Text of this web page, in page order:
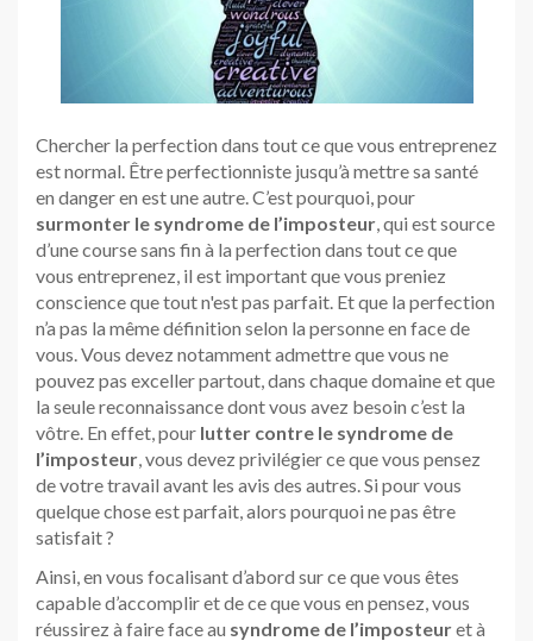
Chercher la perfection dans tout ce que vous entreprenez
est normal. Être perfectionniste jusqu’à mettre sa santé
en danger en est une autre. C’est pourquoi, pour
surmonter le syndrome de l’imposteur , qui est source
d’une course sans fin à la perfection dans tout ce que
vous entreprenez, il est important que vous preniez
conscience que tout n'est pas parfait. Et que la perfection
n’a pas la même définition selon la personne en face de
vous. Vous devez notamment admettre que vous ne
pouvez pas exceller partout, dans chaque domaine et que
la seule reconnaissance dont vous avez besoin c’est la
vôtre. En effet, pour lutter contre le syndrome de
l’imposteur , vous devez privilégier ce que vous pensez
de votre travail avant les avis des autres. Si pour vous
quelque chose est parfait, alors pourquoi ne pas être
satisfait ?
Ainsi, en vous focalisant d’abord sur ce que vous êtes
capable d’accomplir et de ce que vous en pensez, vous
réussirez à faire face au syndrome de l’imposteuret à